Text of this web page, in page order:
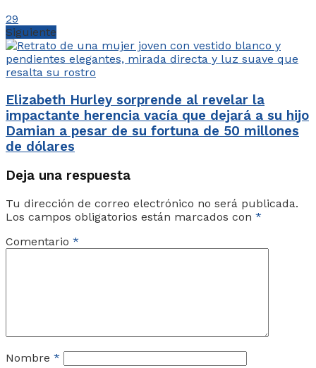
29
Siguiente
Elizabeth Hurley sorprende al revelar la
impactante herencia vacía que dejará a su hijo
Damian a pesar de su fortuna de 50 millones
de dólares
Deja una respuesta
Tu dirección de correo electrónico no será publicada.
Los campos obligatorios están marcados con *
Comentario *
Nombre *